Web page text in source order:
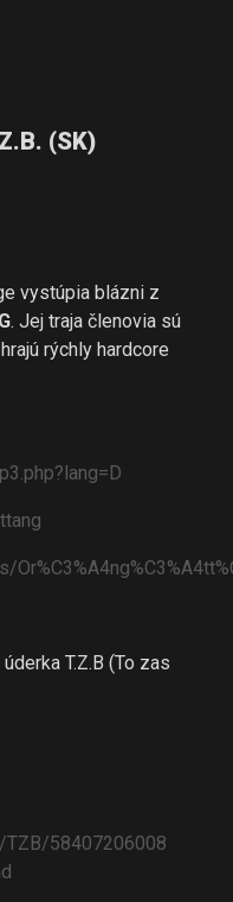
(SK)
vystúpia blázni z
. Jej traja členovia sú
rýchly hardcore
T.Z.B (To zas
58407206008